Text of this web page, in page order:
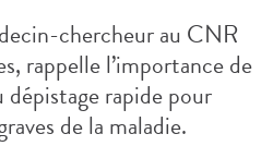
chercheur au CNR
rappelle l’importance de
rapide pour
de la maladie.